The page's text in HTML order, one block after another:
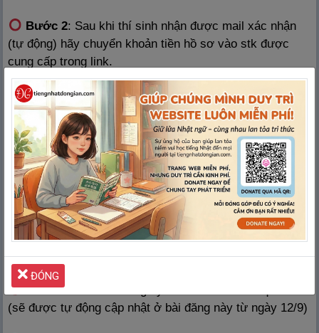
Bước 2: Sau khi thí sinh nhận được mail xác nhận
(tự động) hãy chuyển khoản tiền hồ sơ vào stk được
cung cấp trong link.
Lưu ý: Khi chuyển khoản ghi rõ nội dung:
Họ và tên + ck + số hồ sơ
VD: Nguyễn Văn A ck 3 hồ sơ
Bước 3: Sau khi nhận được tiền, BTC lại có mail xác
nhận số tiền đã chuyển khoản.
Bước 4: 11/9/2020: BTC gửi hồ sơ cho thí sinh.
Đợt 3: từ 8h ngày12/9/2020 đến 17h ngày17/9/2020
(hình thức online – lần 2)
Bước 1
(sẽ được tự động cập nhật ở bài đăng này từ ngày 12/9)
ĐÓNG